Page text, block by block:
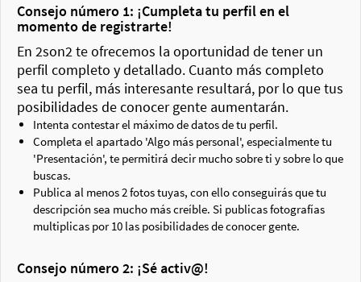
Consejo número 1: ¡Cumpleta tu perfil en el
momento de registrarte!
En 2son2 te ofrecemos la oportunidad de tener un
perfil completo y detallado. Cuanto más completo
sea tu perfil, más interesante resultará, por lo que tus
posibilidades de conocer gente aumentarán.
Intenta contestar el máximo de datos de tu perfil.
Completa el apartado 'Algo más personal', especialmente tu
'Presentación', te permitirá decir mucho sobre ti y sobre lo que
buscas.
Publica al menos 2 fotos tuyas, con ello conseguirás que tu
descripción sea mucho más creíble. Si publicas fotografías
multiplicas por 10 las posibilidades de conocer gente.
Consejo número 2: ¡Sé activ@!